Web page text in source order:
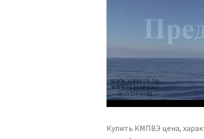
Купить КМПВЭ цена,